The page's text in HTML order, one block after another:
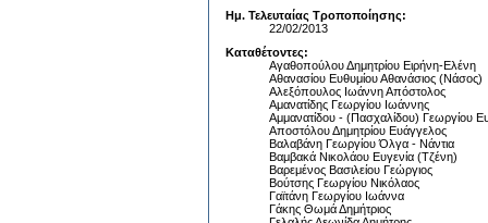
Ημ. Τελευταίας Τροποποίησης:
22/02/2013
Καταθέτοντες:
Αγαθοπούλου Δημητρίου Ειρήνη-Ελένη
Αθανασίου Ευθυμίου Αθανάσιος (Νάσος)
Αλεξόπουλος Ιωάννη Απόστολος
Αμανατίδης Γεωργίου Ιωάννης
Αμμανατίδου - (Πασχαλίδου) Γεωργίου
Αποστόλου Δημητρίου Ευάγγελος
Βαλαβάνη Γεωργίου Όλγα - Νάντια
Βαμβακά Νικολάου Ευγενία (Τζένη)
Βαρεμένος Βασιλείου Γεώργιος
Βούτσης Γεωργίου Νικόλαος
Γαϊτάνη Γεωργίου Ιωάννα
Γάκης Θωμά Δημήτριος